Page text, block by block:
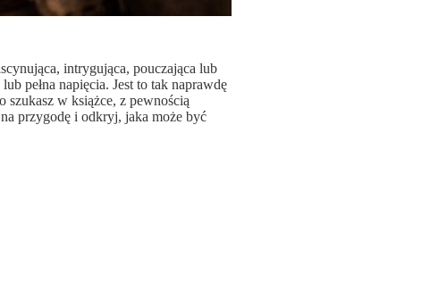
intrygująca, pouczająca lub
pełna napięcia. Jest to tak naprawdę
w książce, z pewnością
przygodę i odkryj, jaka może być